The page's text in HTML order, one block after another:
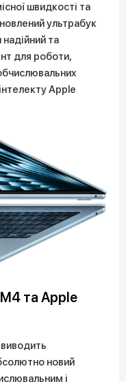
швидкості та
ультрабук
та
для роботи,
Apple
та Apple
новий
і